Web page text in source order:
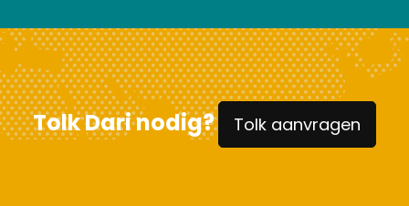
Tolk Dari nodig? Tolk aanvragen